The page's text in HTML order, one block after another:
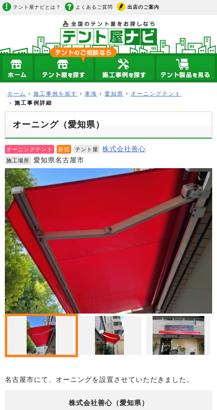
テント屋ナビとは？ よくあるご質問 出店のご案内
ホーム 施工事例を探す 東海 愛知県
オーニングテント
施工事例詳細
オーニング（愛知県）
オーニングテント 新規 テント屋 株式会社善心
施工場所 愛知県名古屋市
名古屋市にて、オーニングを設置させていただきました。
株式会社善心（愛知県）